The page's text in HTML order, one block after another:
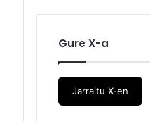
Gure X-a
Jarraitu X-en